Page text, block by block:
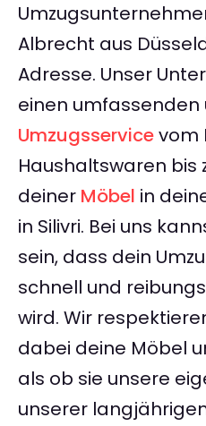
Albrecht aus
Adresse. Unser
einen
Umzugsservicevom
Haushaltswaren bis
deiner Möbel in
in Silivri. Bei uns
sein, dass dein
schnell und
wird. Wir
dabei deine Möbel
als ob sie unsere
unserer